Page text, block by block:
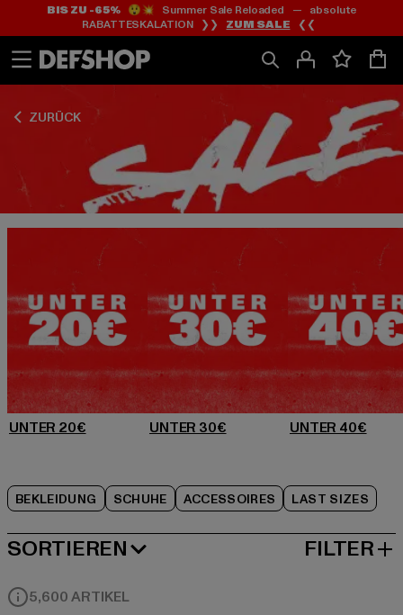
Zum
Inhalt
springen
Zum
Fußzeile
springen
BIS ZU -65%😲💥 Summer Sale Reloaded — absolute
RABATTESKALATION ❯❯ ZUM SALE ❮❮
ZURÜCK
BEKLEIDUNG SCHUHE ACCESSOIRES LAST SIZES
Zum
Produktraster
springen
SORTIEREN
BELIEBTESTE FILTER
5,600 ARTIKEL